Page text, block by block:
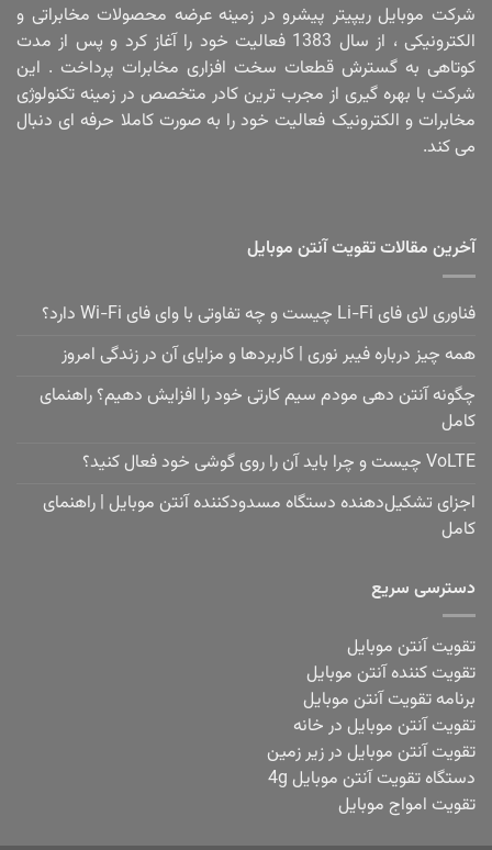
شرکت موبایل ریپیتر پیشرو در زمینه عرضه محصولات مخابراتی و
الکترونیکی ، از سال 1383 فعالیت خود را آغاز کرد و پس از مدت
کوتاهی به گسترش قطعات سخت افزاری مخابرات پرداخت . این
شرکت با بهره گیری از مجرب ترین کادر متخصص در زمینه تکنولوژی
مخابرات و الکترونیک فعالیت خود را به صورت کاملا حرفه ای دنبال
می کند.
آخرین مقالات تقویت آنتن موبایل
فناوری لای فای Li-Fi چیست و چه تفاوتی با وای فای Wi-Fi دارد؟
همه چیز درباره فیبر نوری | کاربردها و مزایای آن در زندگی امروز
چگونه آنتن دهی مودم سیم کارتی خود را افزایش دهیم؟ راهنمای
کامل
VoLTE چیست و چرا باید آن را روی گوشی خود فعال کنید؟
اجزای تشکیل‌دهنده دستگاه مسدودکننده آنتن موبایل | راهنمای
کامل
دسترسی سریع
تقویت آنتن موبایل
تقویت کننده آنتن موبایل
برنامه تقویت آنتن موبایل
تقویت آنتن موبایل در خانه
تقویت آنتن موبایل در زیر زمین
دستگاه تقویت آنتن موبایل 4g
تقویت امواج موبایل